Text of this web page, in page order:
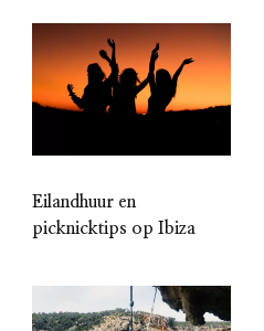
Eilandhuur en
picknicktips op Ibiza